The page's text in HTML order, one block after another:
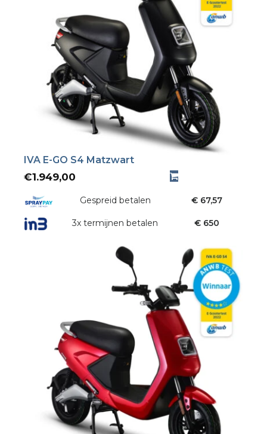
IVA E-GO S4 Matzwart
€1.949,00
Gespreid betalen € 67,57
3x termijnen betalen € 650